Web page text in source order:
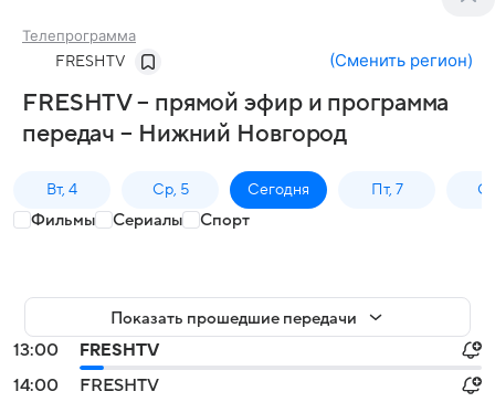
Телепрограмма
FRESHTV (Сменить регион)
FRESHTV – прямой эфир и программа
передач – Нижний Новгород
Вт, 4 Ср, 5 Сегодня Пт, 7
Фильмы Сериалы Спорт
Показать прошедшие передачи
13:00
FRESHTV
14:00
FRESHTV